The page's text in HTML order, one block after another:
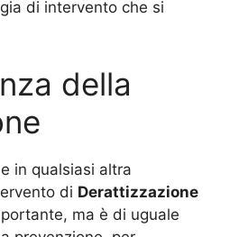
di intervento che si
della
in qualsiasi altra
di Derattizzazione
ma è di uguale